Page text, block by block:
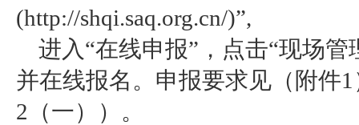
(http://shqi.saq.org.cn/)”,
进入“在线申报”，点击“现场
并在线报名。申报要求见（附件
2（一））。